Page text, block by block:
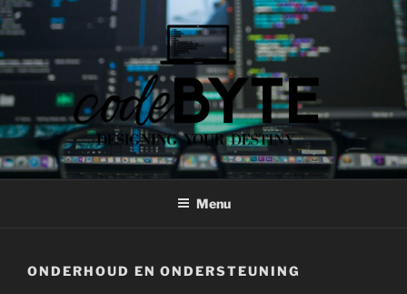
Skip
to
content
CODEBYTE
Designing your Destiny
Menu
ONDERHOUD EN ONDERSTEUNING